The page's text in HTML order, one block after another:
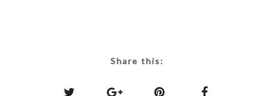
Share this: